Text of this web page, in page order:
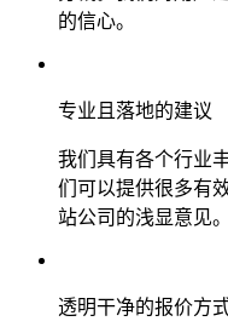
的信心。
专业且落地的建议
我们具有各个行业
们可以提供很多有
站公司的浅显意见。
透明干净的报价方